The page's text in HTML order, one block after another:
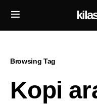
Browsing Tag
Kopi